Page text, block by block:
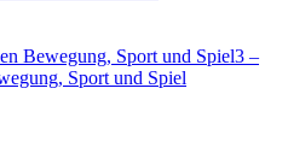
3 –
Sport und Spiel